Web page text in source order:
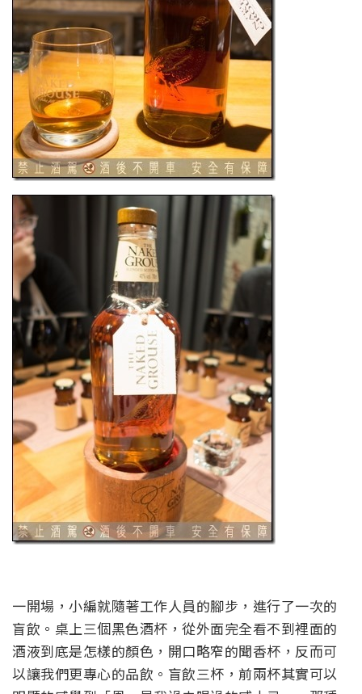
一開場，小編就隨著工作人員的腳步，進行了一次的
盲飲。桌上三個黑色酒杯，從外面完全看不到裡面的
酒液到底是怎樣的顏色，開口略窄的聞香杯，反而可
以讓我們更專心的品飲。盲飲三杯，前兩杯其實可以